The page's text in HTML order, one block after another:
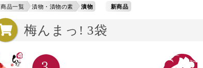
商品一覧 漬物・漬物の素 漬物 新商品
梅んまっ! 3袋